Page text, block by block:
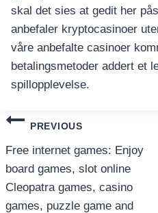
skal det sies at gedit her
anbefaler kryptocasinoer
våre anbefalte casinoer
betalingsmetoder addert et
spillopplevelse.
แนะแนว
เรื่อง
PREVIOUS
Free internet games: Enjoy
board games, slot online
Cleopatra games, casino
games, puzzle game and